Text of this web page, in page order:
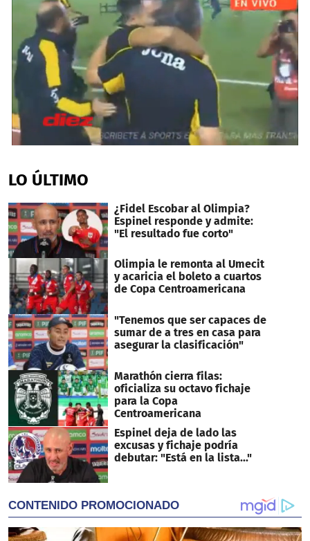
of
3
33
seconds
LO ÚLTIMO
¿Fidel Escobar al Olimpia?
Espinel responde y admite:
"El resultado fue corto"
Olimpia le remonta al Umecit
y acaricia el boleto a cuartos
de Copa Centroamericana
"Tenemos que ser capaces de
sumar de a tres en casa para
asegurar la clasificación"
Marathón cierra filas:
oficializa su octavo fichaje
para la Copa
Centroamericana
Espinel deja de lado las
excusas y fichaje podría
debutar: "Está en la lista..."